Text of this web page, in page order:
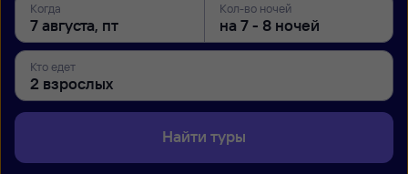
Когда Кол-во ночей
Кто едет
Найти туры